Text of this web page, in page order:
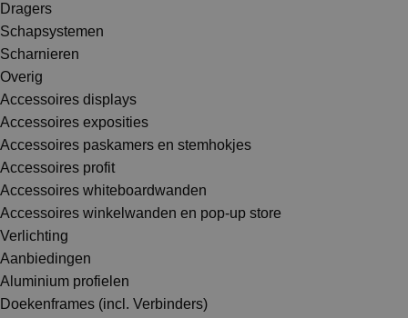
Dragers
Schapsystemen
Scharnieren
Overig
Accessoires displays
Accessoires exposities
Accessoires paskamers en stemhokjes
Accessoires profit
Accessoires whiteboardwanden
Accessoires winkelwanden en pop-up store
Verlichting
Aanbiedingen
Aluminium profielen
Doekenframes (incl. Verbinders)